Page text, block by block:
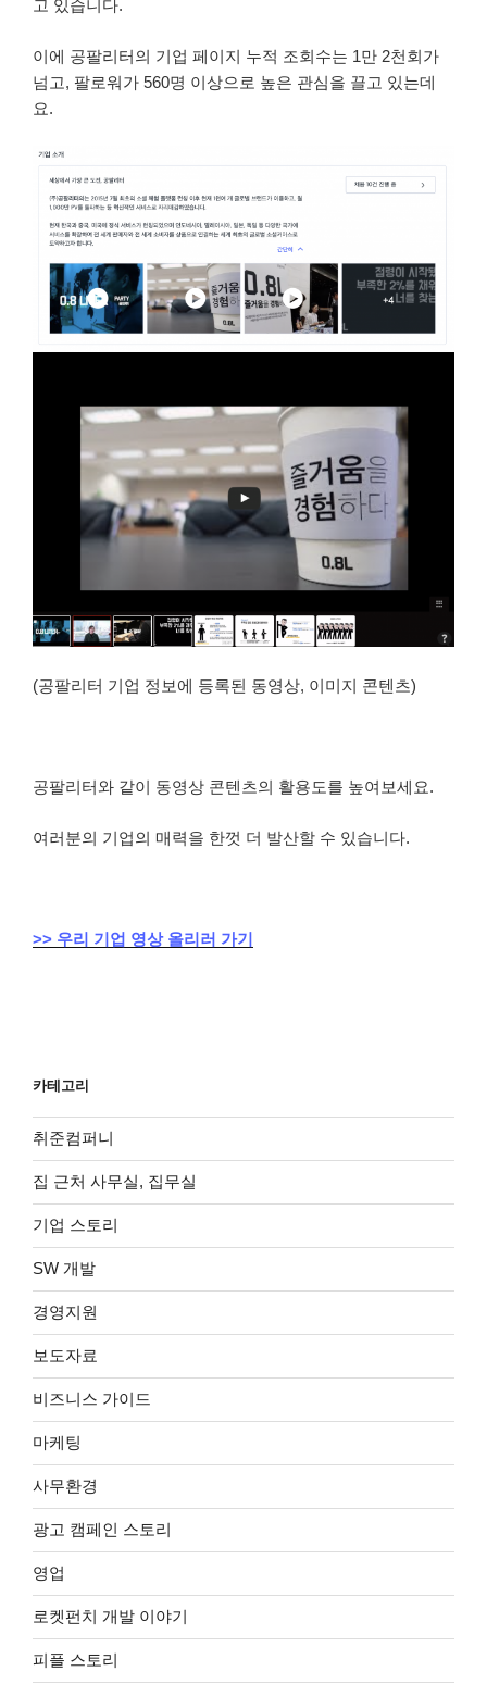
고 있습니다.
이에 공팔리터의 기업 페이지 누적 조회수는 1만 2천회가
넘고, 팔로워가 560명 이상으로 높은 관심을 끌고 있는데
요.
(공팔리터 기업 정보에 등록된 동영상, 이미지 콘텐츠)
공팔리터와 같이 동영상 콘텐츠의 활용도를 높여보세요.
여러분의 기업의 매력을 한껏 더 발산할 수 있습니다.
>> 우리 기업 영상 올리러 가기
카테고리
취준컴퍼니
집 근처 사무실, 집무실
기업 스토리
SW 개발
경영지원
보도자료
비즈니스 가이드
마케팅
사무환경
광고 캠페인 스토리
영업
로켓펀치 개발 이야기
피플 스토리